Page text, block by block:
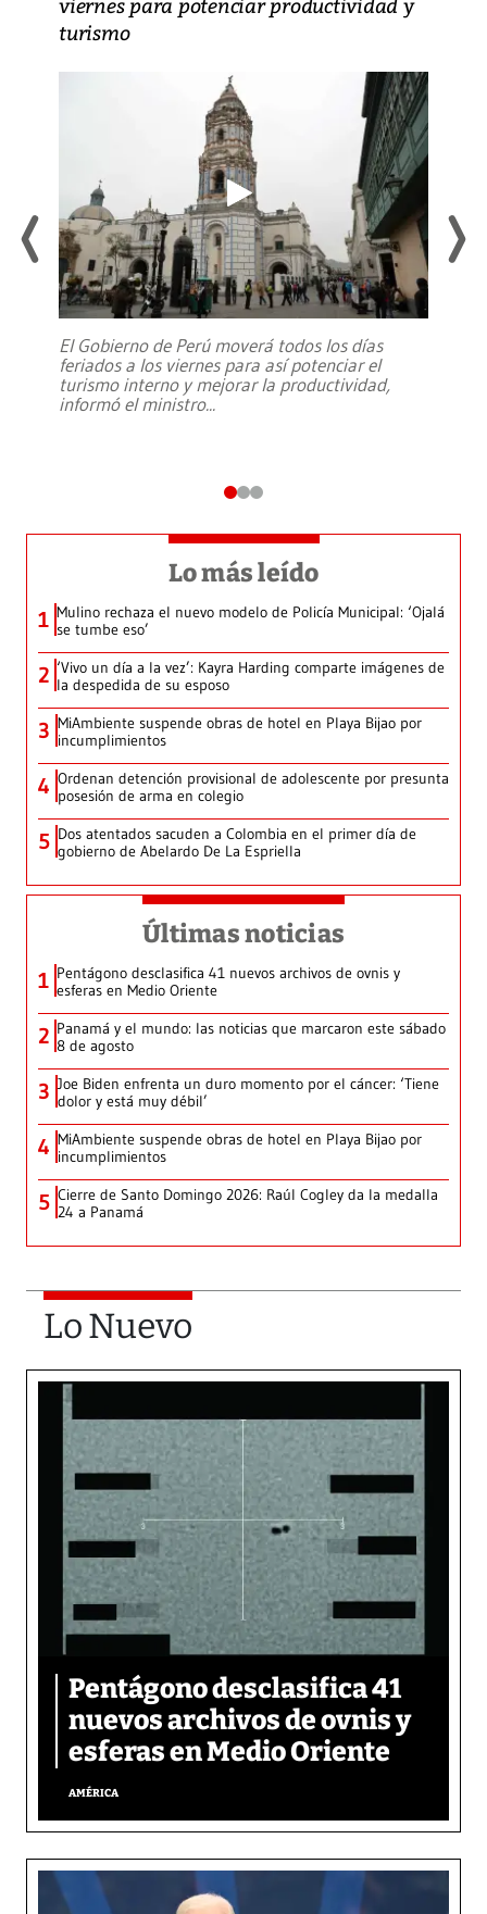
turismo
El Gobierno de Perú moverá todos los días
feriados a los viernes para así potenciar el
turismo interno y mejorar la productividad,
informó el ministro...
Lo más leído
1 Mulino rechaza el nuevo modelo de Policía Municipal: ‘Ojalá
se tumbe eso’
2 ‘Vivo un día a la vez’: Kayra Harding comparte imágenes de
la despedida de su esposo
3 MiAmbiente suspende obras de hotel en Playa Bijao por
incumplimientos
4 Ordenan detención provisional de adolescente por presunta
posesión de arma en colegio
5 Dos atentados sacuden a Colombia en el primer día de
gobierno de Abelardo De La Espriella
Últimas noticias
1 Pentágono desclasifica 41 nuevos archivos de ovnis y
esferas en Medio Oriente
2 Panamá y el mundo: las noticias que marcaron este sábado
8 de agosto
3 Joe Biden enfrenta un duro momento por el cáncer: ‘Tiene
dolor y está muy débil’
4 MiAmbiente suspende obras de hotel en Playa Bijao por
incumplimientos
5 Cierre de Santo Domingo 2026: Raúl Cogley da la medalla
24 a Panamá
Lo Nuevo
Pentágono desclasifica 41
nuevos archivos de ovnis y
esferas en Medio Oriente
AMÉRICA